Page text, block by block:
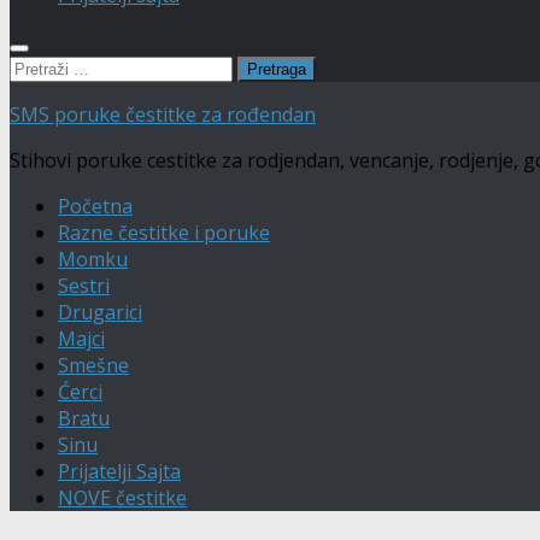
Pretraga:
SMS poruke čestitke za rođendan
Stihovi poruke cestitke za rodjendan, vencanje, rodjenje,
Početna
Razne čestitke i poruke
Momku
Sestri
Drugarici
Majci
Smešne
Ćerci
Bratu
Sinu
Prijatelji Sajta
NOVE čestitke